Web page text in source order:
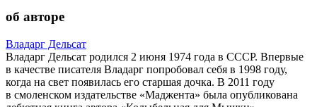
об авторе
Владарг Дельсат
Владарг Дельсат родился 2 июня 1974 года в СССР. Впервые
в качестве писателя Владарг попробовал себя в 1998 году,
когда на свет появилась его старшая дочка. В 2011 году
в смоленском издательстве «Маджента» была опубликована